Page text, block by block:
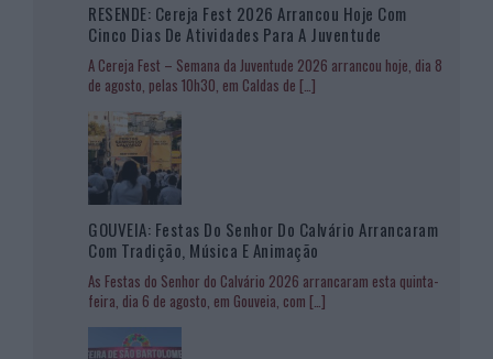
RESENDE: Cereja Fest 2026 Arrancou Hoje Com
Cinco Dias De Atividades Para A Juventude
A Cereja Fest – Semana da Juventude 2026 arrancou hoje, dia 8
de agosto, pelas 10h30, em Caldas de […]
GOUVEIA: Festas Do Senhor Do Calvário Arrancaram
Com Tradição, Música E Animação
As Festas do Senhor do Calvário 2026 arrancaram esta quinta-
feira, dia 6 de agosto, em Gouveia, com […]